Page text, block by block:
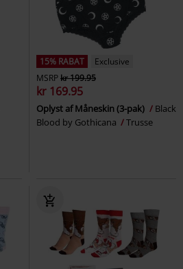
15% RABAT
Exclusive
MSRPkr 199.95
kr 169.95
Oplyst af Måneskin (3-pak)
Black
Blood by Gothicana
Trusse